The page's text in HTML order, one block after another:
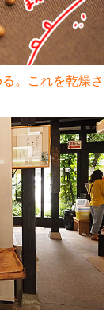
。これを乾燥さ